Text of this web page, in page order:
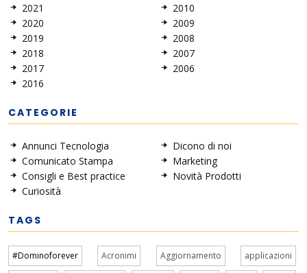
2021
2020
2019
2018
2017
2016
2010
2009
2008
2007
2006
CATEGORIE
Annunci Tecnologia
Comunicato Stampa
Consigli e Best practice
Curiosità
Dicono di noi
Marketing
Novità Prodotti
TAGS
#Dominoforever Acronimi Aggiornamento applicazioni